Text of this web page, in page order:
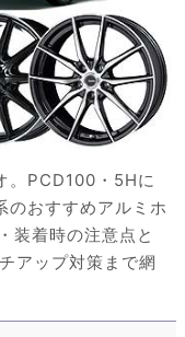
。PCD100・5Hに
のおすすめアルミホ
装着時の注意点と
アップ対策まで網